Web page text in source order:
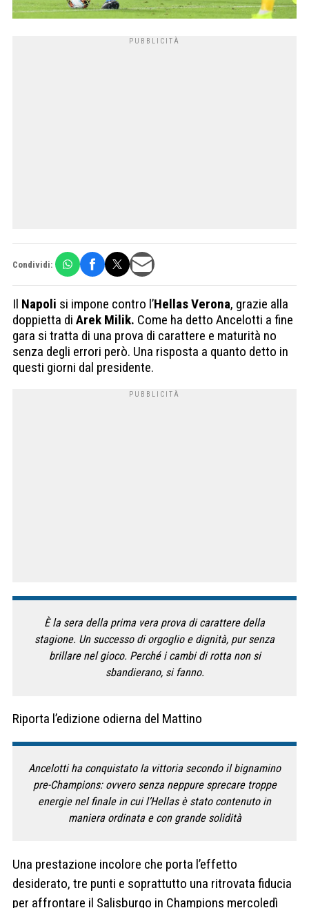
Condividi:
Il Napoli si impone contro l’Hellas Verona, grazie alla
doppietta di Arek Milik. Come ha detto Ancelotti a fine
gara si tratta di una prova di carattere e maturità no
senza degli errori però. Una risposta a quanto detto in
questi giorni dal presidente.
È la sera della prima vera prova di carattere della
stagione. Un successo di orgoglio e dignità, pur senza
brillare nel gioco. Perché i cambi di rotta non si
sbandierano, si fanno.
Riporta l’edizione odierna del Mattino
Ancelotti ha conquistato la vittoria secondo il bignamino
pre-Champions: ovvero senza neppure sprecare troppe
energie nel finale in cui l’Hellas è stato contenuto in
maniera ordinata e con grande solidità
Una prestazione incolore che porta l’effetto
desiderato, tre punti e soprattutto una ritrovata fiducia
per affrontare il Salisburgo in Champions mercoledì